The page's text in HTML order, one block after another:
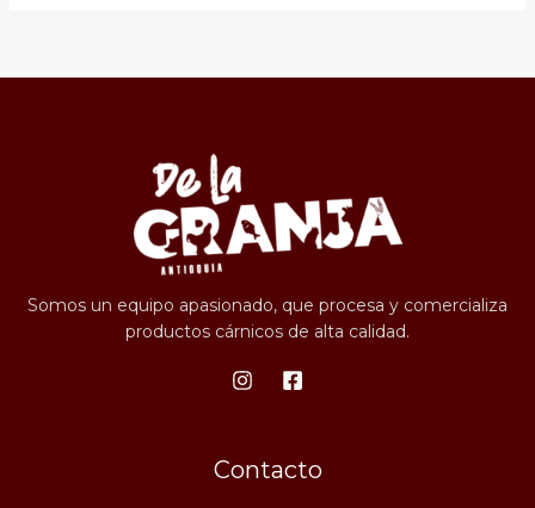
Somos un equipo apasionado, que procesa y comercializa
productos cárnicos de alta calidad.
Contacto